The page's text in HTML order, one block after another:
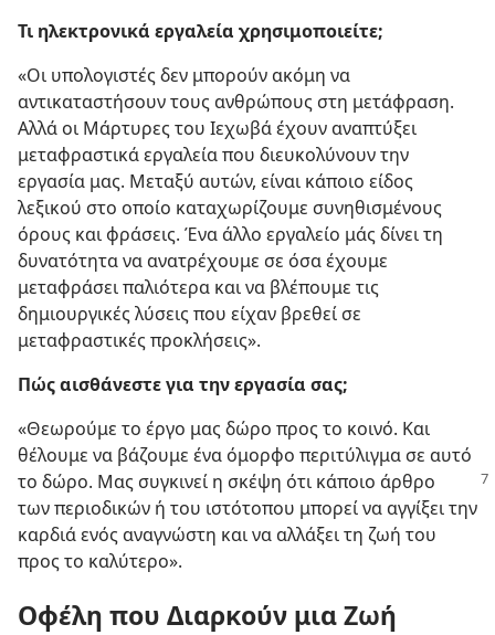
Τι ηλεκτρονικά εργαλεία χρησιμοποιείτε;
«Οι υπολογιστές δεν μπορούν ακόμη να
αντικαταστήσουν τους ανθρώπους στη μετάφραση.
Αλλά οι Μάρτυρες του Ιεχωβά έχουν αναπτύξει
μεταφραστικά εργαλεία που διευκολύνουν την
εργασία μας. Μεταξύ αυτών, είναι κάποιο είδος
λεξικού στο οποίο καταχωρίζουμε συνηθισμένους
όρους και φράσεις. Ένα άλλο εργαλείο μάς δίνει τη
δυνατότητα να ανατρέχουμε σε όσα έχουμε
μεταφράσει παλιότερα και να βλέπουμε τις
δημιουργικές λύσεις που είχαν βρεθεί σε
μεταφραστικές προκλήσεις».
Πώς αισθάνεστε για την εργασία σας;
«Θεωρούμε το έργο μας δώρο προς το κοινό. Και
θέλουμε να βάζουμε ένα όμορφο περιτύλιγμα σε αυτό
το δώρο. Μας συγκινεί η σκέψη ότι κάποιο άρθρο
των περιοδικών ή του ιστότοπου μπορεί να αγγίξει την
καρδιά ενός αναγνώστη και να αλλάξει τη ζωή του
προς το καλύτερο».
Οφέλη που Διαρκούν μια Ζωή